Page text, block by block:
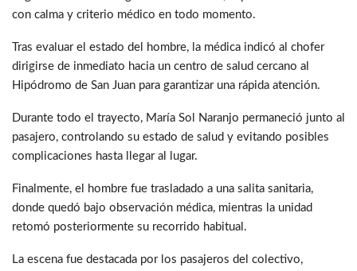
con calma y criterio médico en todo momento.
Tras evaluar el estado del hombre, la médica indicó al chofer
dirigirse de inmediato hacia un centro de salud cercano al
Hipódromo de San Juan para garantizar una rápida atención.
Durante todo el trayecto, María Sol Naranjo permaneció junto al
pasajero, controlando su estado de salud y evitando posibles
complicaciones hasta llegar al lugar.
Finalmente, el hombre fue trasladado a una salita sanitaria,
donde quedó bajo observación médica, mientras la unidad
retomó posteriormente su recorrido habitual.
La escena fue destacada por los pasajeros del colectivo,